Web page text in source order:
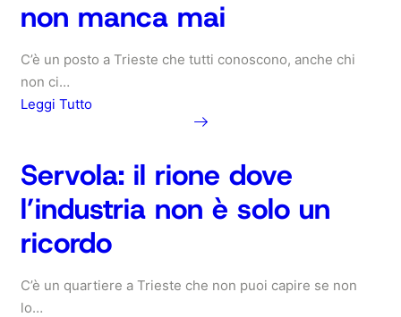
gli
contano
più
del
non manca mai
C’è un posto a Trieste che tutti conoscono, anche chi
non ci…
Leggi Tutto
Melara:
il
grande
complesso
dove
spazio
Servola: il rione dove
l’industria non è solo un
ricordo
C’è un quartiere a Trieste che non puoi capire se non
lo…